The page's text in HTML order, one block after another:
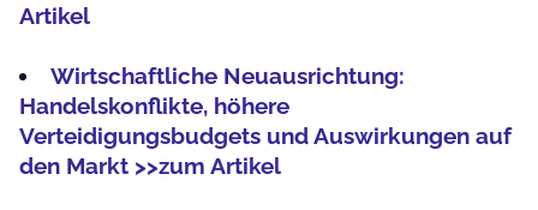
Artikel
Wirtschaftliche Neuausrichtung:
Handelskonflikte, höhere
Verteidigungsbudgets und Auswirkungen auf
den Markt >>zum Artikel